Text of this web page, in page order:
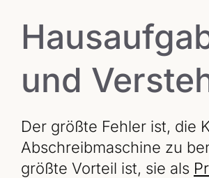
und
Der größte Fehler ist, die
Abschreibmaschine zu
größte Vorteil ist, sie als